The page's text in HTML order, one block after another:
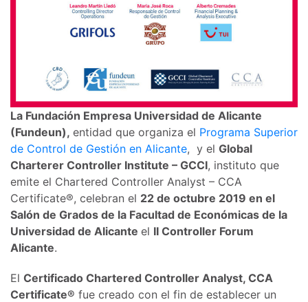
La Fundación Empresa Universidad de Alicante
(Fundeun), entidad que organiza el Programa Superior
de Control de Gestión en Alicante, y el Global
Charterer Controller Institute – GCCI, instituto que
emite el Chartered Controller Analyst – CCA
Certificate®, celebran el 22 de octubre 2019 en el
Salón de Grados de la Facultad de Económicas de la
Universidad de Alicante el II Controller Forum
Alicante.
El Certificado Chartered Controller Analyst, CCA
Certificate® fue creado con el fin de establecer un